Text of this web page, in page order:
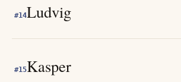
#14Ludvig
#15Kasper